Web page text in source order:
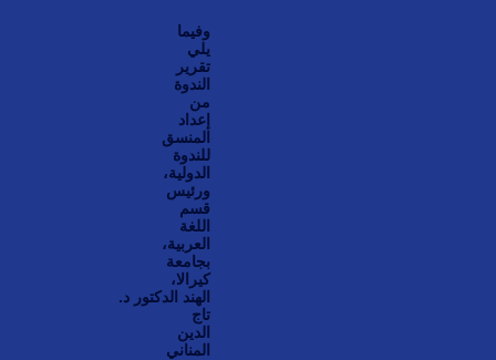
وفيما
يلي
تقرير
الندوة
من
إعداد
المنسق
للندوة
الدولية،
ورئيس
قسم
اللغة
العربية،
بجامعة
كيرالا،
الهند الدكتور د.
تاج
الدين
المناني